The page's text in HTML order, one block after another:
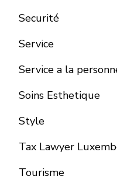
Securité
Service
Service a la
Soins Esthetique
Style
Tax Lawyer
Tourisme